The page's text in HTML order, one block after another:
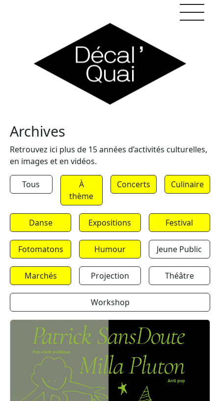
Archives
Retrouvez ici plus de 15 années d’activités culturelles,
en images et en vidéos.
Tous
À
thème
Concerts Culinaire
Danse Expositions Festival
Fotomatons Humour Jeune Public
Marchés Projection Théâtre
Workshop